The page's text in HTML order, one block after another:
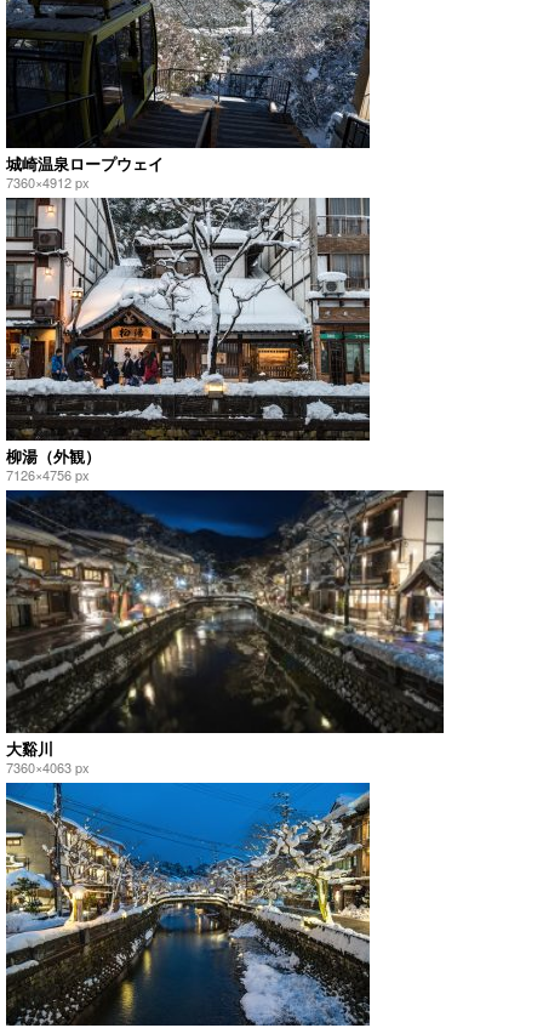
城崎温泉ロープウェイ
7360×4912 px
柳湯（外観）
7126×4756 px
大谿川
7360×4063 px